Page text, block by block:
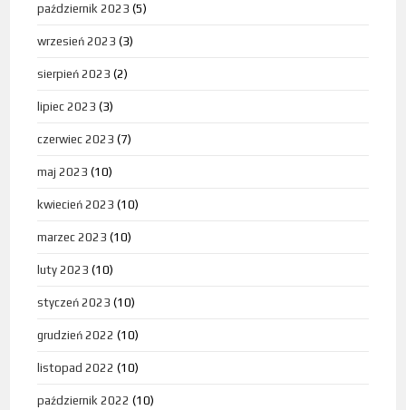
październik 2023 (5)
wrzesień 2023 (3)
sierpień 2023 (2)
lipiec 2023 (3)
czerwiec 2023 (7)
maj 2023 (10)
kwiecień 2023 (10)
marzec 2023 (10)
luty 2023 (10)
styczeń 2023 (10)
grudzień 2022 (10)
listopad 2022 (10)
październik 2022 (10)